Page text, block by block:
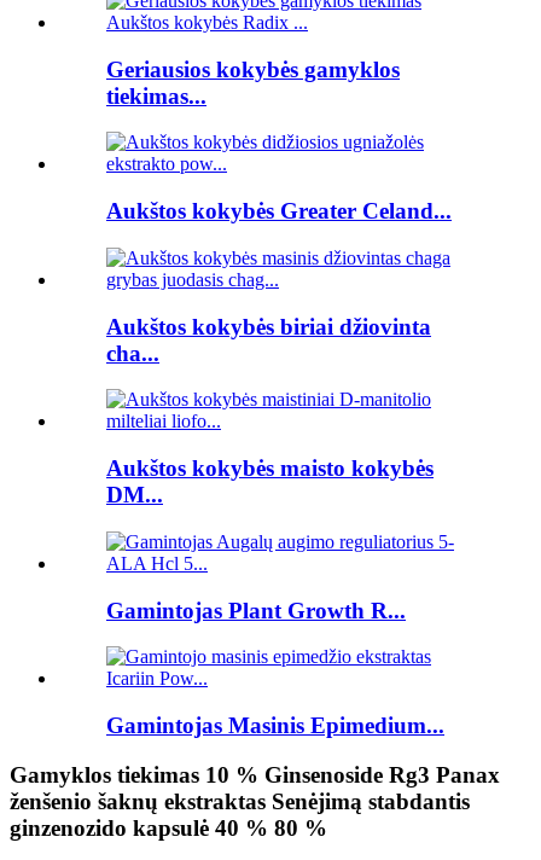
Geriausios kokybės gamyklos
tiekimas...
Aukštos kokybės Greater Celand...
Aukštos kokybės biriai džiovinta
cha...
Aukštos kokybės maisto kokybės
DM...
Gamintojas Plant Growth R...
Gamintojas Masinis Epimedium...
Gamyklos tiekimas 10 % Ginsenoside Rg3 Panax
ženšenio šaknų ekstraktas Senėjimą stabdantis
ginzenozido kapsulė 40 % 80 %